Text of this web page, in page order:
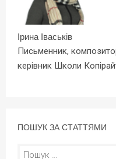
Ірина Іваськів
Письменник,
керівник Школи
ПОШУК ЗА СТАТТЯМИ
Пошук: